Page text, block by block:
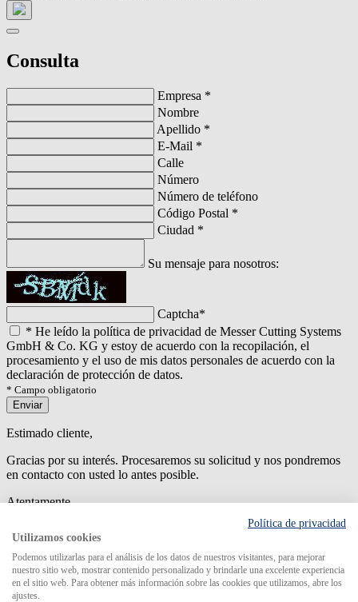
Consulta
Empresa *
Nombre
Apellido *
E-Mail *
Calle
Número
Número de teléfono
Código Postal *
Ciudad *
Su mensaje para nosotros:
Captcha*
* He leído la política de privacidad de Messer Cutting Systems
GmbH & Co. KG y estoy de acuerdo con la recopilación, el
procesamiento y el uso de mis datos personales de acuerdo con la
declaración de protección de datos.
* Campo obligatorio
Enviar
Estimado cliente,
Gracias por su interés. Procesaremos su solicitud y nos pondremos
en contacto con usted lo antes posible.
Atentamente
An error has occured while submitting the form. Please try again
later.
Política de privacidad
Utilizamos cookies
Podemos utilizarlas para el análisis de los datos de nuestros visitantes, para mejorar
nuestro sitio web, mostrar contenido personalizado y brindarle una excelente experiencia
en el sitio web. Para obtener más información sobre las cookies que utilizamos, abre los
ajustes.